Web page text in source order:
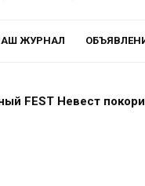
ЖУРНАЛ
FEST Невест